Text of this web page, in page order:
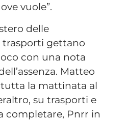
vuole”.
delle
gettano
con una nota
Matteo
tutta la mattinata al
su trasporti e
completare, Pnrr in